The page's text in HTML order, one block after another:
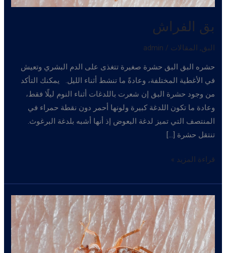
بق الفراش
البق, المقالات /
admin
حشره البق البق حشرة صغيرة تتغذى على الدم البشري وتعيش
في الأغطية المختلفة، وعادةً ما تنشط أثناء الليل. يمكنك التأكد
من وجود حشرة البق إن شعرت باللدغات أثناء النوم ليلًا فقط،
وعادة ما تكون اللدغة كبيرة ولونها أحمر دون نقطة حمراء في
المنتصف التي تميز لدغة البعوض إذ أنها أشبه بلدغة البرغوث.
تنتقل حشرة […]
بق
قراءة المزيد »